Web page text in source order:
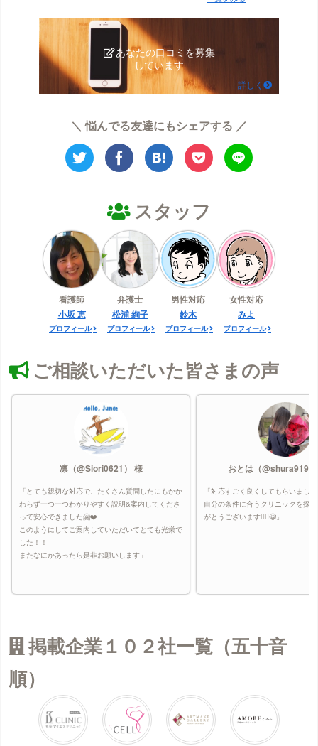
あなたの口コミを募集
しています
詳しく
＼ 悩んでる友達にもシェアする ／
スタッフ
看護師
小坂 恵
プロフィール
弁護士
松浦 絢子
プロフィール
男性対応
鈴木
プロフィール
女性対応
みよ
プロフィール
ご相談いただいた皆さまの声
凛（@Siori0621） 様
「とても親切な対応で、たくさん質問したにもかか
わらず一つ一つわかりやすく説明&案内してくださ
って安心できました🤗❤️
このようにしてご案内していただいてとても光栄で
した！！
またなにかあったら是非お願いします」
おとは（
「対応すごく良くしてもらいまし
自分の条件に合うクリニックを探
がとうございます🙇‍♀️😭」
掲載企業１０２社一覧（五十音
順）